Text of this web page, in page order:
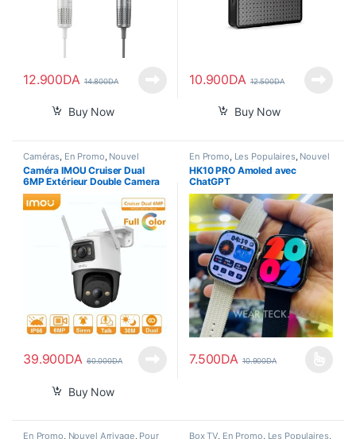
12.900DA 14.800DA
Buy Now
10.900DA 12.500DA
Buy Now
Caméras En Promo Nouvel
Arrivage ,Smart Home
Caméra IMOU Cruiser Dual
6MP Extérieur Double Camera
360
39.900DA 60.000DA
Buy Now
En Promo Les Populaires, Nouvel
Arrivage, Pour Femme Smart
Watch
HK10 PRO Amoled avec
ChatGPT
7.500DA 10.900DA
Ce produit a plusieurs
En Promo, Nouvel Arrivage, Pour Box TV, En Promo, Les Populaires,